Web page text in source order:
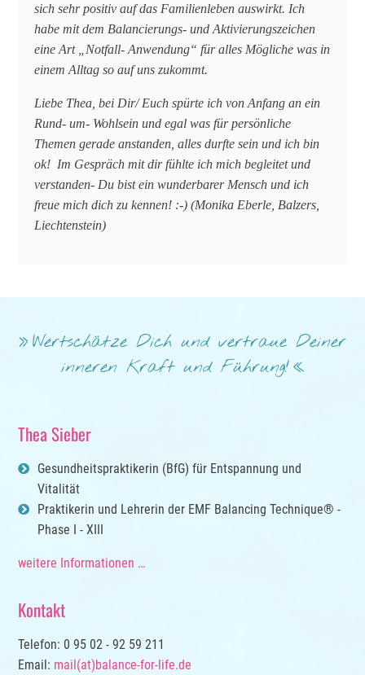
sich sehr positiv auf das Familienleben auswirkt. Ich
habe mit dem Balancierungs- und Aktivierungszeichen
eine Art „Notfall- Anwendung“ für alles Mögliche was in
einem Alltag so auf uns zukommt.
Liebe Thea, bei Dir/ Euch spürte ich von Anfang an ein
Rund- um- Wohlsein und egal was für persönliche
Themen gerade anstanden, alles durfte sein und ich bin
ok! Im Gespräch mit dir fühlte ich mich begleitet und
verstanden- Du bist ein wunderbarer Mensch und ich
freue mich dich zu kennen! :-) (Monika Eberle, Balzers,
Liechtenstein)
Wertschätze Dich und vertraue Deiner
inneren Kraft und Führung!
Thea Sieber
Gesundheitspraktikerin (BfG) für Entspannung und
Vitalität
Praktikerin und Lehrerin der EMF Balancing Technique® -
Phase I - XIII
weitere Informationen …
Kontakt
Telefon: 0 95 02 - 92 59 211
Email: mail(at)balance-for-life.de